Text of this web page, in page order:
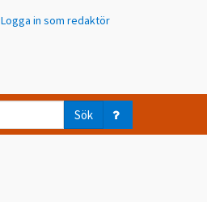
Logga in som redaktör
Sök